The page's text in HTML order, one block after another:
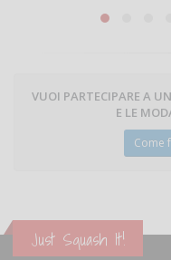
Michele
VUOI PARTECIPARE A
E LE
Come
Just Squash It!